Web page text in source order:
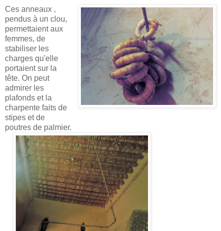
Ces anneaux ,
pendus à un clou,
permettaient aux
femmes, de
stabiliser les
charges qu'elle
portaient sur la
tête. On peut
admirer les
plafonds et la
charpente faits de
stipes et de
poutres de palmier.